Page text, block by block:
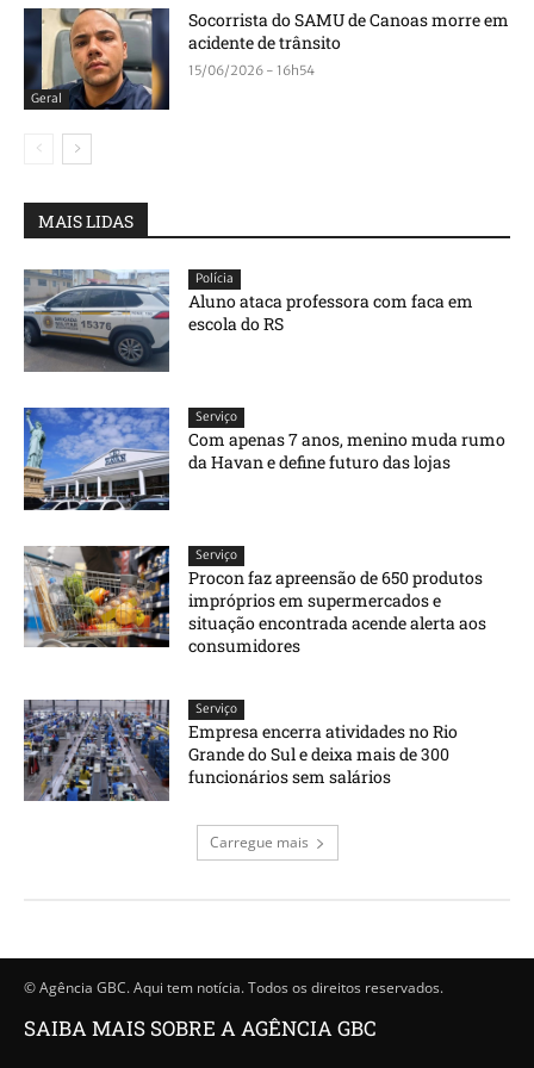
Geral
Socorrista do SAMU de Canoas morre em
acidente de trânsito
15/06/2026 - 16h54
MAIS LIDAS
Polícia
Aluno ataca professora com faca em
escola do RS
Serviço
Com apenas 7 anos, menino muda rumo
da Havan e define futuro das lojas
Serviço
Procon faz apreensão de 650 produtos
impróprios em supermercados e
situação encontrada acende alerta aos
consumidores
Serviço
Empresa encerra atividades no Rio
Grande do Sul e deixa mais de 300
funcionários sem salários
Carregue mais
© Agência GBC. Aqui tem notícia. Todos os direitos reservados.
SAIBA MAIS SOBRE A AGÊNCIA GBC